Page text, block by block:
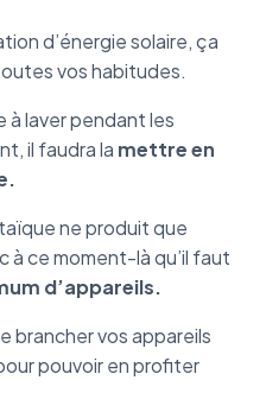
d’énergie solaire, ça
vos habitudes.
à laver pendant les
il faudra la mettre en
ne produit que
à ce moment-là qu’il faut
d’appareils.
brancher vos appareils
pouvoir en profiter